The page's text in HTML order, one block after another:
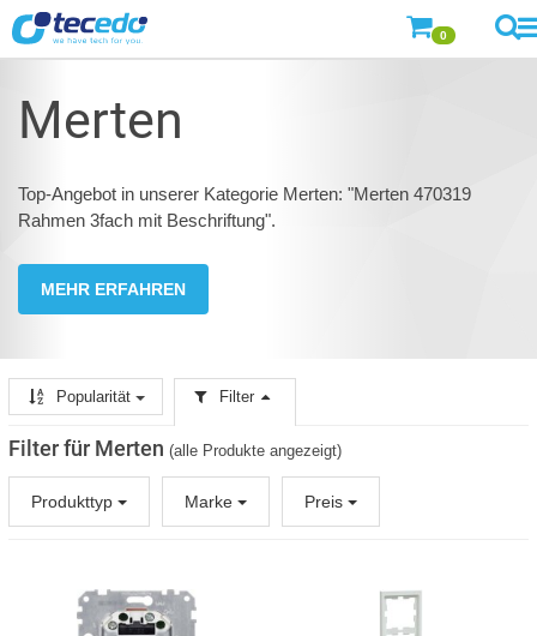
0
Merten
Top-Angebot in unserer Kategorie Merten: "Merten 470319
Rahmen 3fach mit Beschriftung".
MEHR ERFAHREN
Popularität Filter
Filter für Merten (alle Produkte angezeigt)
Produkttyp Marke Preis